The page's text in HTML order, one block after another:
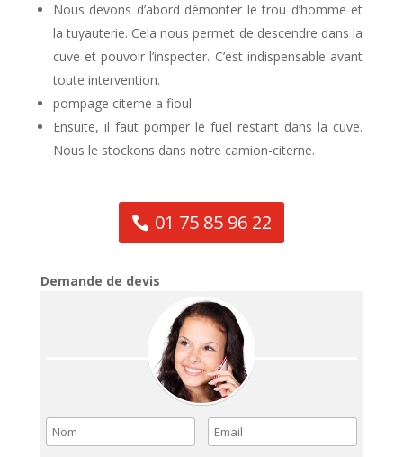
Nous devons d’abord démonter le trou d’homme et
la tuyauterie. Cela nous permet de descendre dans la
cuve et pouvoir l’inspecter. C’est indispensable avant
toute intervention.
pompage citerne a fioul
Ensuite, il faut pomper le fuel restant dans la cuve.
Nous le stockons dans notre camion-citerne.
01 75 85 96 22
Demande de devis